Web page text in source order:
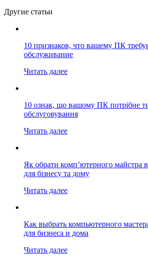
Другие статьи
10 признаков, что вашему ПК
обслуживание
Читать далее
10 ознак, що вашому ПК потрібне
обслуговування
Читать далее
Як обрати комп’ютерного майстра
для бізнесу та дому
Читать далее
Как выбрать компьютерного
для бизнеса и дома
Читать далее